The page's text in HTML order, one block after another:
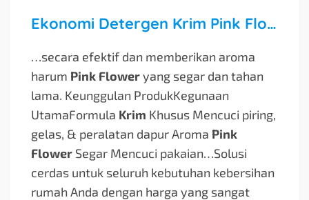
Ekonomi Detergen Krim Pink Flower 380g
…secara efektif dan memberikan aroma
harum Pink Floweryang segar dan tahan
lama. Keunggulan ProdukKegunaan
UtamaFormula Krim Khusus Mencuci piring,
gelas, & peralatan dapur Aroma Pink
Flower Segar Mencuci pakaian…Solusi
cerdas untuk seluruh kebutuhan kebersihan
rumah Anda dengan harga yang sangat